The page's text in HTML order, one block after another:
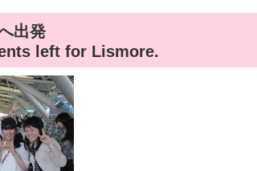
出発
left for Lismore.